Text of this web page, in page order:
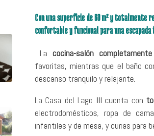
Con una superficie de 60 m² y totalmente
confortable y funcional para una
La cocina-salón
favoritas, mientras que el baño
descanso tranquilo y relajante.
La Casa del Lago III cuenta con
electrodomésticos, ropa de
infantiles y de mesa, y cunas para